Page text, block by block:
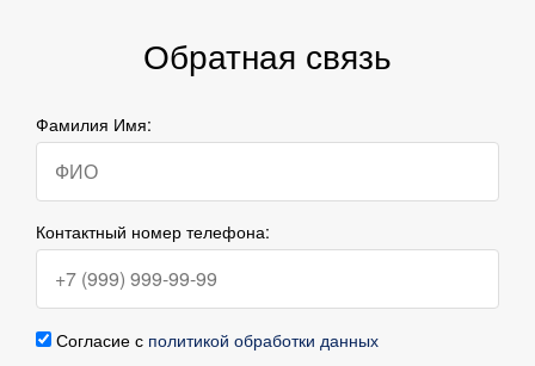
Обратная связь
Фамилия Имя:
Контактный номер телефона:
Согласие с политикой обработки данных